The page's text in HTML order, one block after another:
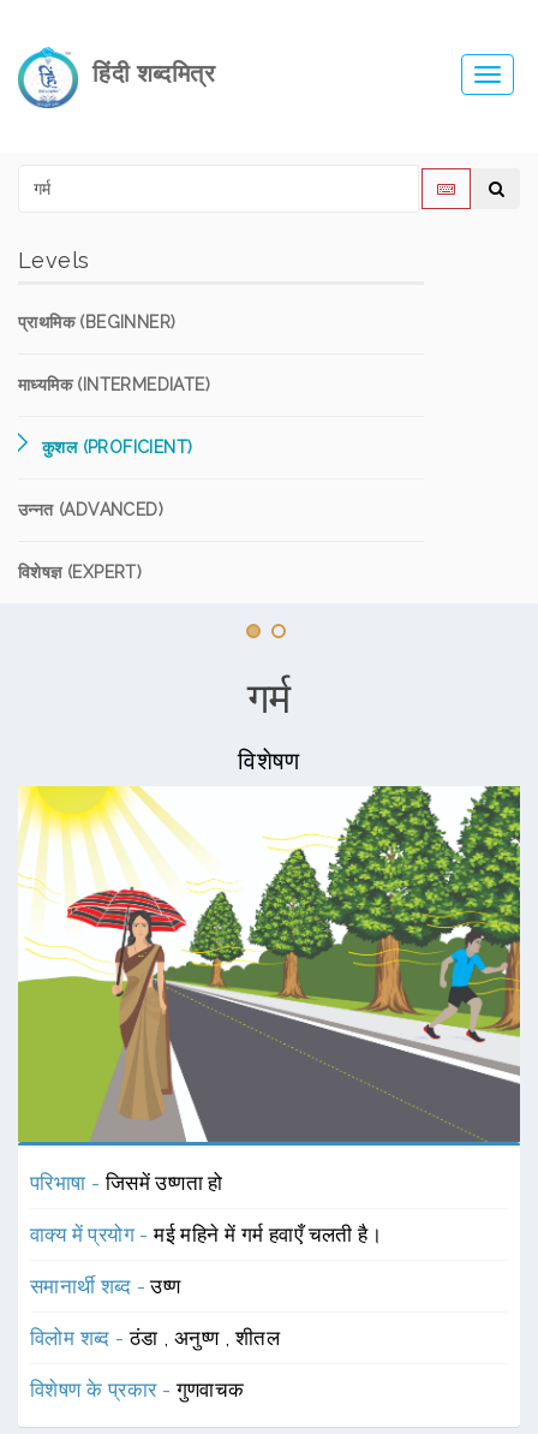
हिंदी शब्दमित्र
Levels
प्राथमिक (BEGINNER)
माध्यमिक (INTERMEDIATE)
कुशल (PROFICIENT)
उन्नत (ADVANCED)
विशेषज्ञ (EXPERT)
गर्म
विशेषण
परिभाषा -जिसमें उष्णता हो
वाक्य में प्रयोग -मई महिने में गर्म हवाएँ चलती है।
समानार्थी शब्द -उष्ण
विलोम शब्द -ठंडा ,अनुष्ण ,शीतल
विशेषण के प्रकार -गुणवाचक